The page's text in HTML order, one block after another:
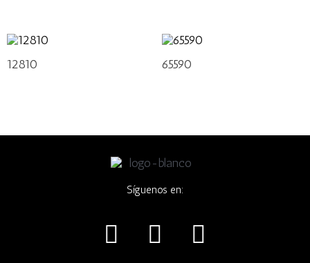
12810 65590
Síguenos en:
I
n
F
a
W
h